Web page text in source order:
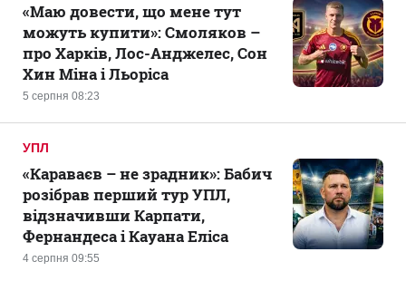
5 серпня 08:23
«Маю довести, що мене тут
можуть купити»: Смоляков –
про Харків, Лос-Анджелес, Сон
Хин Міна і Льоріса
УПЛ
4 серпня 09:55
«Караваєв – не зрадник»: Бабич
розібрав перший тур УПЛ,
відзначивши Карпати,
Фернандеса і Кауана Еліса